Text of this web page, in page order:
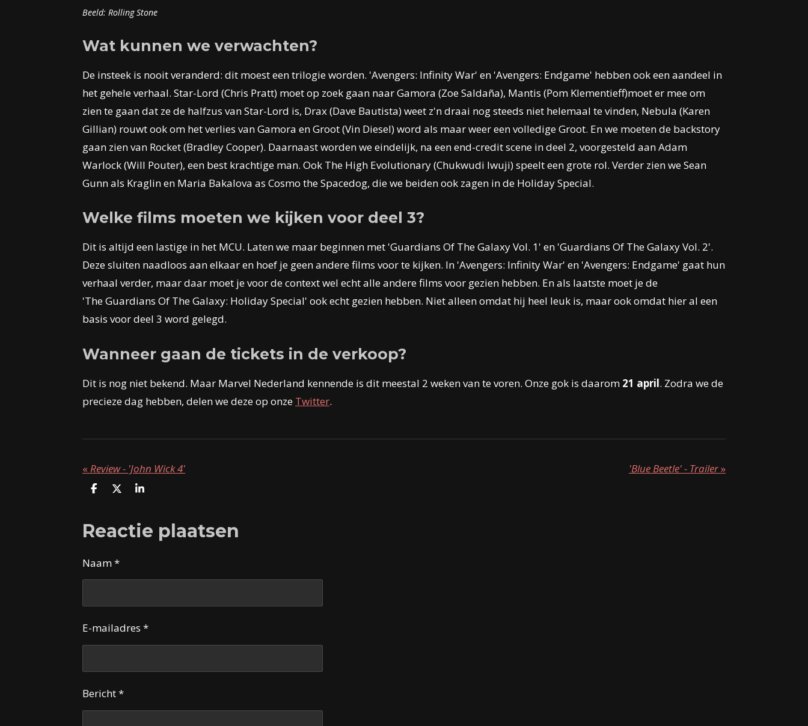
Beeld: Rolling Stone
Wat kunnen we verwachten?
De insteek is nooit veranderd: dit moest een trilogie worden. 'Avengers: Infinity War' en 'Avengers: Endgame' hebben ook een aandeel in
het gehele verhaal. Star-Lord (Chris Pratt) moet op zoek gaan naar Gamora (Zoe Saldaña), Mantis (Pom Klementieff)moet er mee om
zien te gaan dat ze de halfzus van Star-Lord is, Drax (Dave Bautista) weet z'n draai nog steeds niet helemaal te vinden, Nebula (Karen
Gillian) rouwt ook om het verlies van Gamora en Groot (Vin Diesel) word als maar weer een volledige Groot. En we moeten de backstory
gaan zien van Rocket (Bradley Cooper). Daarnaast worden we eindelijk, na een end-credit scene in deel 2, voorgesteld aan Adam
Warlock (Will Pouter), een best krachtige man. Ook The High Evolutionary (Chukwudi Iwuji) speelt een grote rol. Verder zien we Sean
Gunnals Kraglin en Maria Bakalova as Cosmo the Spacedog, die we beiden ook zagen in de Holiday Special.
Welke films moeten we kijken voor deel 3?
Dit is altijd een lastige in het MCU. Laten we maar beginnen met 'Guardians Of The Galaxy Vol. 1' en 'Guardians Of The Galaxy Vol. 2'.
Deze sluiten naadloos aan elkaar en hoef je geen andere films voor te kijken. In 'Avengers: Infinity War' en 'Avengers: Endgame' gaat hun
verhaal verder, maar daar moet je voor de context wel echt alle andere films voor gezien hebben. En als laatste moet je de
'The Guardians Of The Galaxy: Holiday Special' ook echt gezien hebben. Niet alleen omdat hij heel leuk is, maar ook omdat hier al een
basis voor deel 3 word gelegd.
Wanneer gaan de tickets in de verkoop?
Dit is nog niet bekend. Maar Marvel Nederland kennende is dit meestal 2 weken van te voren. Onze gok is daarom 21 april. Zodra we de
precieze dag hebben, delen we deze op onze Twitter.
« Review - 'John Wick 4' 'Blue Beetle' - Trailer»
D
e
n
D
S
r
e
Reactie plaatsen
Naam *
E-mailadres *
Bericht *